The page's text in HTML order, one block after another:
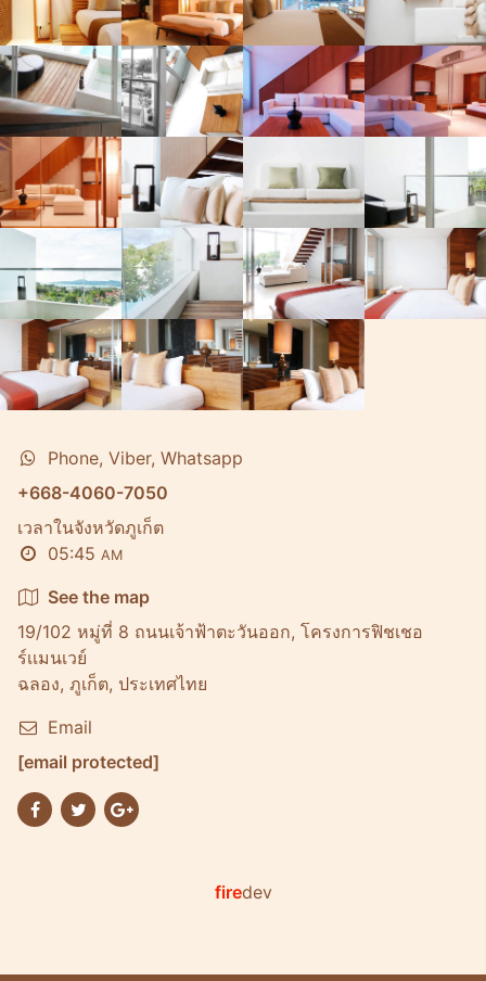
Phone, Viber, Whatsapp
+668-4060-7050
เวลาในจังหวัดภูเก็ต
05:45 AM
See the map
19/102 หมู่ที่ 8 ถนนเจ้าฟ้าตะวันออก, โครงการฟิชเชอ
ร์เเมนเวย์
ฉลอง, ภูเก็ต, ประเทศไทย
Email
[email protected]
firedev